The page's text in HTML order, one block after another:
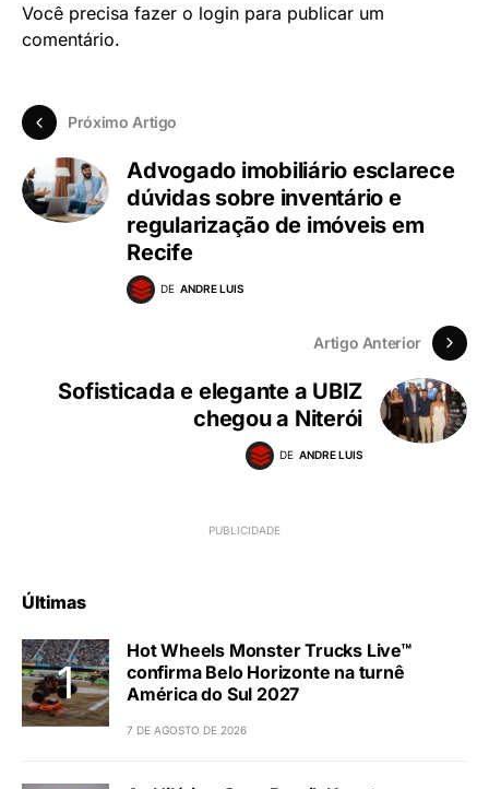
Você precisa fazer o login para publicar um
comentário.
Próximo Artigo
Advogado imobiliário esclarece
dúvidas sobre inventário e
regularização de imóveis em
Recife
DE ANDRE LUIS
Artigo Anterior
Sofisticada e elegante a UBIZ
chegou a Niterói
DE ANDRE LUIS
Últimas
Hot Wheels Monster Trucks Live™
confirma Belo Horizonte na turnê
América do Sul 2027
7 DE AGOSTO DE 2026